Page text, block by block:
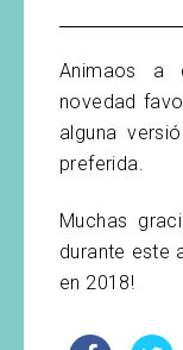
Animaos a
novedad
alguna
preferida.
Muchas
durante este
en 2018!